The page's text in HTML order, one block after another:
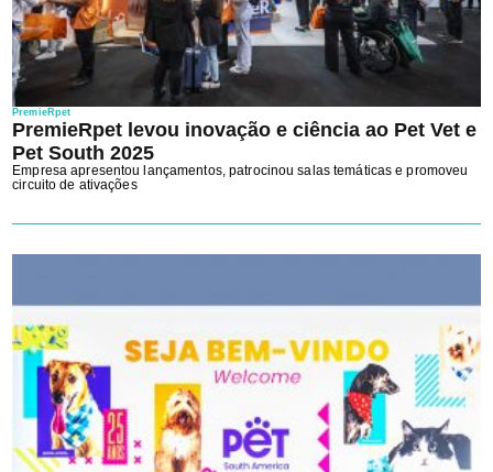
PremieRpet
PremieRpet levou inovação e ciência ao Pet Vet e
Pet South 2025
Empresa apresentou lançamentos, patrocinou salas temáticas e promoveu
circuito de ativações